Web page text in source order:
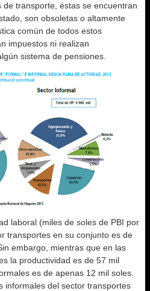
transporte, éstas se encuentran
son obsoletas o altamente
común de todos estos
impuestos ni realizan
sistema de pensiones.
laboral (miles de soles de PBI por
transportes en su conjunto es de
embargo, mientras que en las
la productividad es de 57 mil
es de apenas 12 mil soles.
informales del sector transportes